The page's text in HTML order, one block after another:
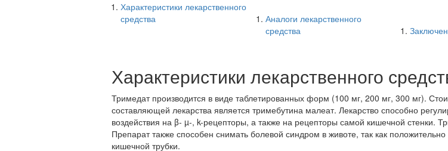
Характеристики лекарственного
средства
Аналоги лекарственного
средства
Характеристики лекарственного
Тримедат производится в виде таблетированных форм (100 мг, 200 мг, 300 мг).
составляющей лекарства является тримебутина малеат. Лекарство способно
воздействия на β- µ-, k-рецепторы, а также на рецепторы самой кишечной стенки.
Препарат также способен снимать болевой синдром в животе, так как
кишечной трубки.